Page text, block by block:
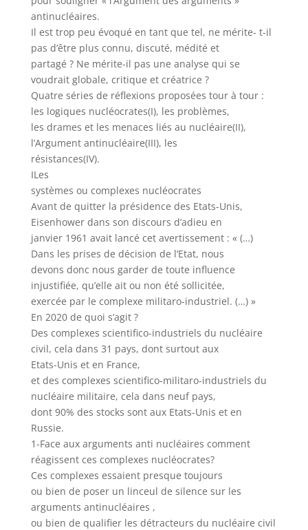
antinucléaires.
Il est trop peu évoqué en tant que tel, ne mérite- t-il
pas d’être plus connu, discuté, médité et
partagé ? Ne mérite-il pas une analyse qui se
voudrait globale, critique et créatrice ?
Quatre séries de réflexions proposées tour à tour :
les logiques nucléocrates(I), les problèmes,
les drames et les menaces liés au nucléaire(II),
l’Argument antinucléaire(III), les
résistances(IV).
ILes
systèmes ou complexes nucléocrates
Avant de quitter la présidence des Etats-Unis,
Eisenhower dans son discours d’adieu en
janvier 1961 avait lancé cet avertissement : « (…)
Dans les prises de décision de l’Etat, nous
devons donc nous garder de toute influence
injustifiée, qu’elle ait ou non été sollicitée,
exercée par le complexe militaro-industriel. (…) »
En 2020 de quoi s’agit ?
Des complexes scientifico-industriels du nucléaire
civil, cela dans 31 pays, dont surtout aux
Etats-Unis et en France,
et des complexes scientifico-militaro-industriels du
nucléaire militaire, cela dans neuf pays,
dont 90% des stocks sont aux Etats-Unis et en
Russie.
1-Face aux arguments anti nucléaires comment
réagissent ces complexes nucléocrates?
Ces complexes essaient presque toujours
ou bien de poser un linceul de silence sur les
arguments antinucléaires ,
ou bien de qualifier les détracteurs du nucléaire civil